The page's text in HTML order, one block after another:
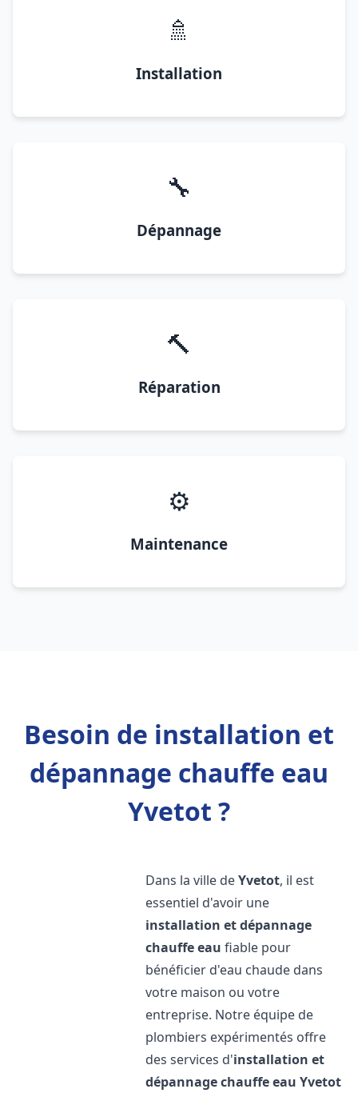
🚿
Installation
🔧
Dépannage
🔨
Réparation
⚙️
Maintenance
Besoin de installation et
dépannage chauffe eau
Yvetot ?
Dans la ville deYvetot, il est
essentiel d'avoir une
installation et dépannage
chauffe eau fiable pour
bénéficier d'eau chaude dans
votre maison ou votre
entreprise. Notre équipe de
plombiers expérimentés offre
des services d'installation et
dépannage chauffe eau Yvetot